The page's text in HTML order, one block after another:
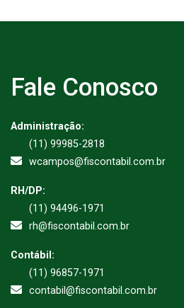
Fale Conosco
Administração:
(11) 99985-2818
wcampos@fiscontabil.com.br
RH/DP:
(11) 94496-1971
rh@fiscontabil.com.br
Contábil:
(11) 96857-1971
contabil@fiscontabil.com.br